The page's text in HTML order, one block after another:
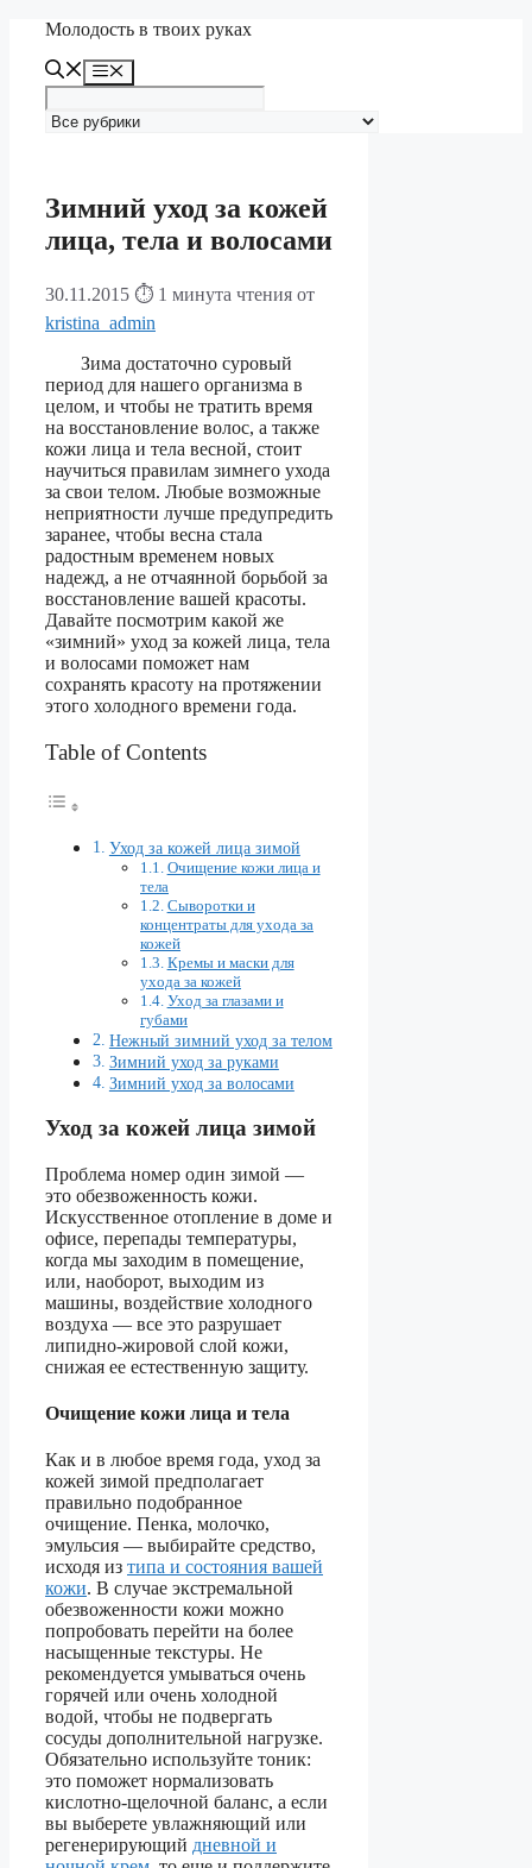
Перейти
содержимому
Молодость в твоих руках
Меню
Зимний уход за кожей
лица, тела и волосами
30.11.2015 ⏱ 1 минута чтения от
kristina_admin
Зима достаточно суровый
период для нашего организма в
целом, и чтобы не тратить время
на восстановление волос, а также
кожи лица и тела весной, стоит
научиться правилам зимнего ухода
за свои телом. Любые возможные
неприятности лучше предупредить
заранее, чтобы весна стала
радостным временем новых
надежд, а не отчаянной борьбой за
восстановление вашей красоты.
Давайте посмотрим какой же
«зимний» уход за кожей лица, тела
и волосами поможет нам
сохранять красоту на протяжении
этого холодного времени года.
Table of Contents
Уход за кожей лица зимой
Очищение кожи лица и
тела
Сыворотки и
концентраты для ухода за
кожей
Кремы и маски для
ухода за кожей
Уход за глазами и
губами
Нежный зимний уход за телом
Зимний уход за руками
Зимний уход за волосами
Уход за кожей лица зимой
Проблема номер один зимой —
это обезвоженность кожи.
Искусственное отопление в доме и
офисе, перепады температуры,
когда мы заходим в помещение,
или, наоборот, выходим из
машины, воздействие холодного
воздуха — все это разрушает
липидно-жировой слой кожи,
снижая ее естественную защиту.
Очищение кожи лица и тела
Как и в любое время года, уход за
кожей зимой предполагает
правильно подобранное
очищение. Пенка, молочко,
эмульсия — выбирайте средство,
исходя из типа и состояния вашей
кожи. В случае экстремальной
обезвоженности кожи можно
попробовать перейти на более
насыщенные текстуры. Не
рекомендуется умываться очень
горячей или очень холодной
водой, чтобы не подвергать
сосуды дополнительной нагрузке.
Обязательно используйте тоник:
это поможет нормализовать
кислотно-щелочной баланс, а если
вы выберете увлажняющий или
регенерирующий дневной и